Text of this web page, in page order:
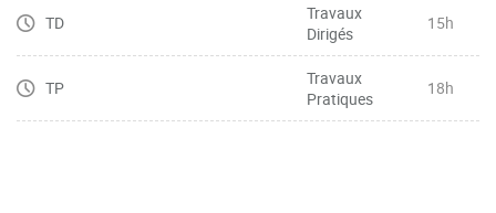
TD
Travaux
Dirigés
15h
TP
Travaux
Pratiques
18h